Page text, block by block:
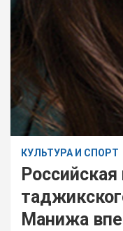
КУЛЬТУРА И СПОРТ
Манижа